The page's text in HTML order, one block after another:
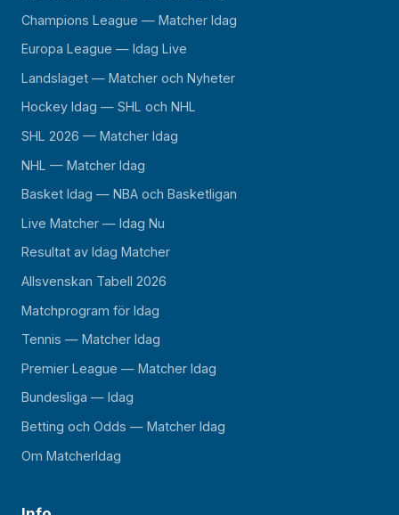
Champions League — Matcher Idag
Europa League — Idag Live
Landslaget — Matcher och Nyheter
Hockey Idag — SHL och NHL
SHL 2026 — Matcher Idag
NHL — Matcher Idag
Basket Idag — NBA och Basketligan
Live Matcher — Idag Nu
Resultat av Idag Matcher
Allsvenskan Tabell 2026
Matchprogram för Idag
Tennis — Matcher Idag
Premier League — Matcher Idag
Bundesliga — Idag
Betting och Odds — Matcher Idag
Om MatcherIdag